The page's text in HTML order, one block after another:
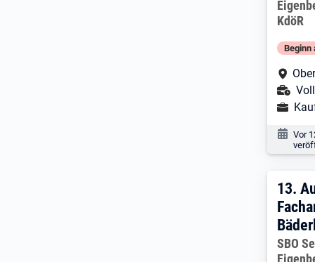
KdöR
Beginn
Vor
13.
13.
SBO